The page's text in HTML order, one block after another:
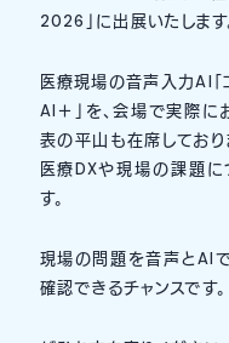
2026」に出展いたします
医療現場の音声入力AI「
AI＋」を、会場で実際に
表の平山も在席しており
医療DXや現場の課題
す。
現場の問題を音声とAI
確認できるチャンスです。